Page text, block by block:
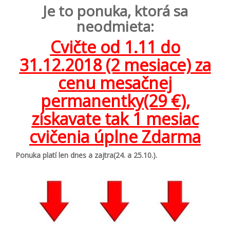
Je to ponuka, ktorá sa
neodmieta:
Cvičte od 1.11 do
31.12.2018 (2 mesiace) za
cenu mesačnej
permanentky(29 €),
získavate tak 1 mesiac
cvičenia úplne Zdarma
Ponuka platí len dnes a zajtra(24. a 25.10.).